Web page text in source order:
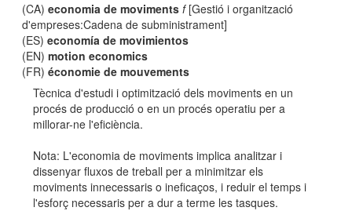
(CA)economia de moviments f[Gestió i organització
d'empreses:Cadena de subministrament]
(ES)economía de movimientos
(EN)motion economics
(FR)économie de mouvements
Tècnica d'estudi i optimització dels moviments en un
procés de producció o en un procés operatiu per a
millorar-ne l'eficiència.
Nota: L'economia de moviments implica analitzar i
dissenyar fluxos de treball per a minimitzar els
moviments innecessaris o ineficaços, i reduir el temps i
l'esforç necessaris per a dur a terme les tasques.